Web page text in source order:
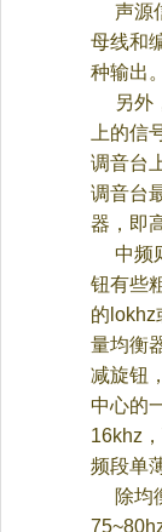
声源
母线和
种输出。
另外
上的信
调音台
调音台
器，即
中频
钮有些
的 lokhz
量均衡
减旋钮
中心的
16khz
频段单
除均